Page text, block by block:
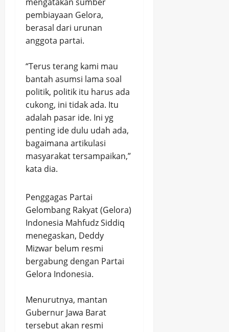
pembiayaan Gelora,
berasal dari urunan
anggota partai.
“Terus terang kami mau
bantah asumsi lama soal
politik, politik itu harus ada
cukong, ini tidak ada. Itu
adalah pasar ide. Ini yg
penting ide dulu udah ada,
bagaimana artikulasi
masyarakat tersampaikan,”
kata dia.
Penggagas Partai
Gelombang Rakyat (Gelora)
Indonesia Mahfudz Siddiq
menegaskan, Deddy
Mizwar belum resmi
bergabung dengan Partai
Gelora Indonesia.
Menurutnya, mantan
Gubernur Jawa Barat
tersebut akan resmi